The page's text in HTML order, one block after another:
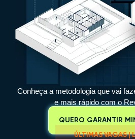
Conheça a metodologia que vai
e mais rápido com o
QUERO GARANTIR
ÚLTIMAS VAGAS |